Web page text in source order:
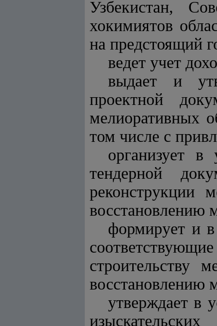
Узбекистан,
хокимиятов
на предстоящий
ведет учет
выдает и
проектной
мелиоративных
том числе с
организует в
тендерной
реконструкции
восстановлению
формирует и в
строительству
восстановлению
утверждает в